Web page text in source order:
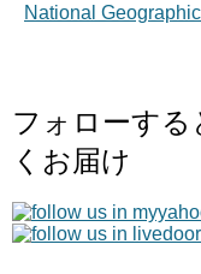
National
フォローす
くお届け